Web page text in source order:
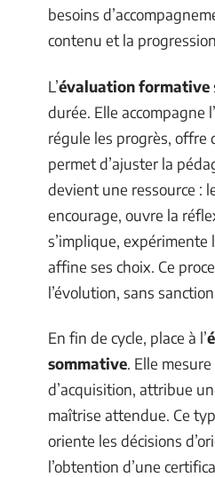
besoins
contenu et la
L’évaluation formative
durée. Elle accompagne l’
régule les progrès, offre
permet d’ajuster la
devient une ressource :
encourage, ouvre la
s’implique, expérimente
affine ses choix. Ce
l’évolution, sans
En fin de cycle, place à l’
sommative. Elle
d’acquisition, attribue
maîtrise attendue. Ce
oriente les décisions
l’obtention d’une